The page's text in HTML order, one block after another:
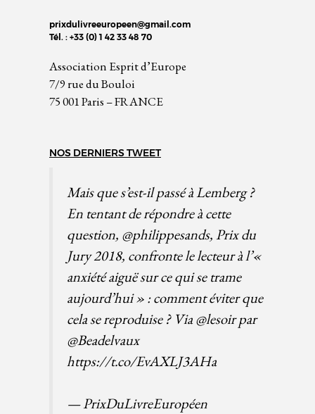
prixdulivreeuropeen@gmail.com
Tél. : +33 (0) 1 42 33 48 70
Association Esprit d’Europe
7/9 rue du Bouloi
75 001 Paris – FRANCE
NOS DERNIERS TWEET
Mais que s’est-il passé à Lemberg ?
En tentant de répondre à cette
question, @philippesands, Prix du
Jury 2018, confronte le lecteur à l’«
anxiété aiguë sur ce qui se trame
aujourd’hui » : comment éviter que
cela se reproduise ? Via@lesoirpar
@Beadelvaux
https://t.co/EvAXLJ3AHa
— PrixDuLivreEuropéen